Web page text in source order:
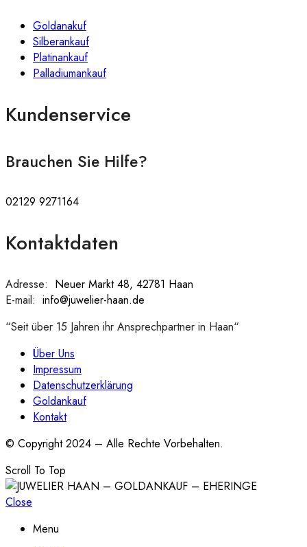
Goldanakuf
Silberankauf
Platinankauf
Palladiumankauf
Kundenservice
Brauchen Sie Hilfe?
02129 9271164
Kontaktdaten
Adresse: Neuer Markt 48, 42781 Haan
E-mail: info@juwelier-haan.de
“Seit über 15 Jahren ihr Ansprechpartner in Haan“
Über Uns
Impressum
Datenschutzerklärung
Goldankauf
Kontakt
© Copyright 2024 – Alle Rechte Vorbehalten.
Scroll To Top
Close
Menu